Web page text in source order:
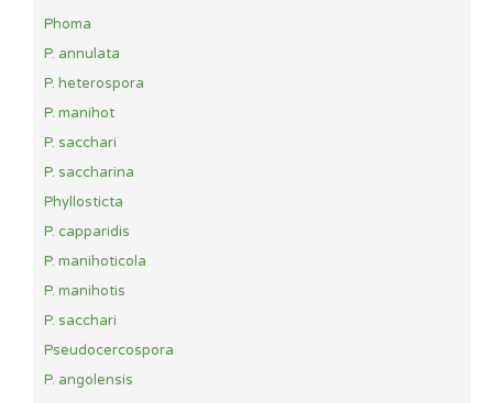
Phoma
P. annulata
P. heterospora
P. manihot
P. sacchari
P. saccharina
Phyllosticta
P. capparidis
P. manihoticola
P. manihotis
P. sacchari
Pseudocercospora
P. angolensis